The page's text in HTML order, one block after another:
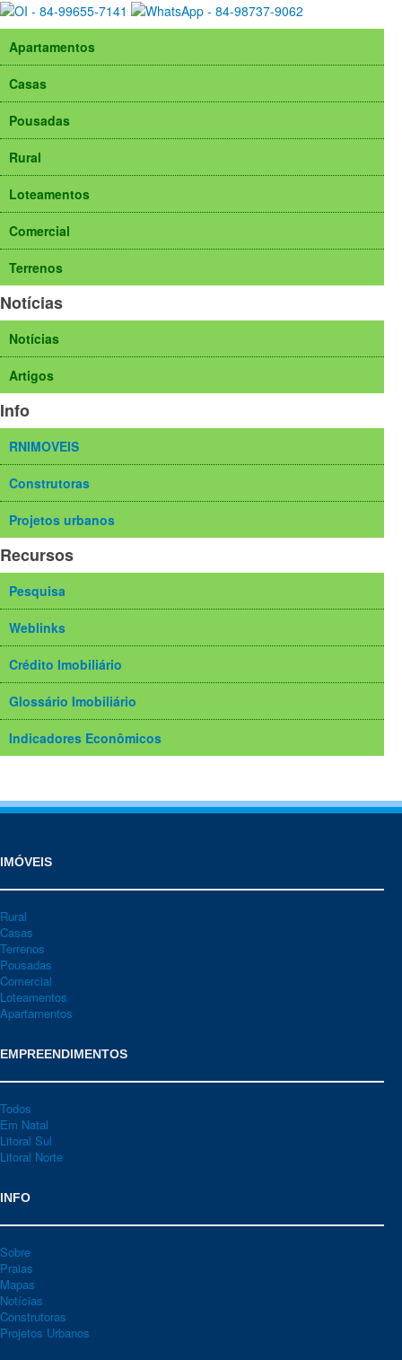
Apartamentos
Casas
Pousadas
Rural
Loteamentos
Comercial
Terrenos
Notícias
Notícias
Artigos
Info
RNIMOVEIS
Construtoras
Projetos urbanos
Recursos
Pesquisa
Weblinks
Crédito Imobiliário
Glossário Imobiliário
Indicadores Econômicos
IMÓVEIS
Rural
Casas
Terrenos
Pousadas
Comercial
Loteamentos
Apartamentos
EMPREENDIMENTOS
Todos
Em Natal
Litoral Sul
Litoral Norte
INFO
Sobre
Praias
Mapas
Notícias
Construtoras
Projetos Urbanos